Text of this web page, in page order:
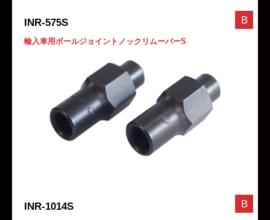
INR-575S
輸入車用ボールジョイントノックリムーバーS
B
INR-1014S B